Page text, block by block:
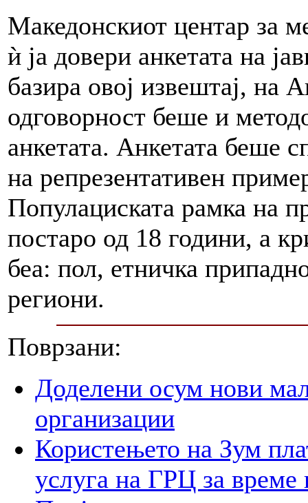
Македонскиот центар за
ѝ ја довери анкетата на
базира овој извештај, на
одговорност беше и
анкетата. Анкетата беше
на репрезентативен
Популациската рамка на
постаро од 18 години, а
беа: пол, етничка
региони.
Поврзани:
Доделени осум нови
организации
Користењето на Зум
услуга на ГРЦ за време